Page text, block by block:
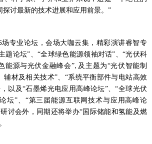
讨最新的技术进展和应用前景。”
场专业论坛，会场大咖云集，精彩演讲睿智专
题论坛”、“全球绿色能源领袖对话”、“光伏科
能源与光伏金融峰会”,及主题为“光伏智能制
辅材及相关技术”、“系统平衡部件与电站高效
以及“石墨烯光电应用高峰论坛”、“全球光伏
坛”、“第三届能源互联网技术与应用高峰论
讨会外，同期还将举办“国际储能和氢能及燃